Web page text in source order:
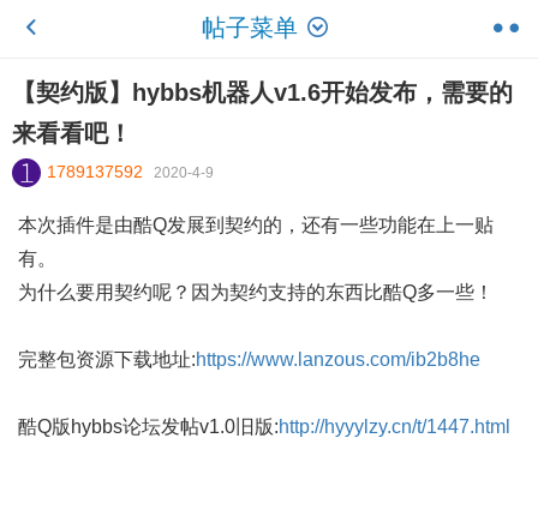
帖子菜单
【契约版】hybbs机器人v1.6开始发布，需要的
来看看吧！
1789137592 2020-4-9
本次插件是由酷Q发展到契约的，还有一些功能在上一贴
有。
为什么要用契约呢？因为契约支持的东西比酷Q多一些！
完整包资源下载地址:https://www.lanzous.com/ib2b8he
酷Q版hybbs论坛发帖v1.0旧版:http://hyyylzy.cn/t/1447.html